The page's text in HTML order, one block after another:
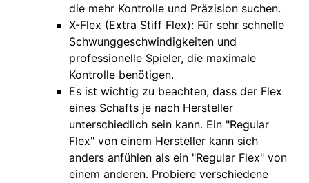
die mehr Kontrolle und Präzision suchen.
X-Flex (Extra Stiff Flex): Für sehr schnelle
Schwunggeschwindigkeiten und
professionelle Spieler, die maximale
Kontrolle benötigen.
Es ist wichtig zu beachten, dass der Flex
eines Schafts je nach Hersteller
unterschiedlich sein kann. Ein "Regular
Flex" von einem Hersteller kann sich
anders anfühlen als ein "Regular Flex" von
einem anderen. Probiere verschiedene